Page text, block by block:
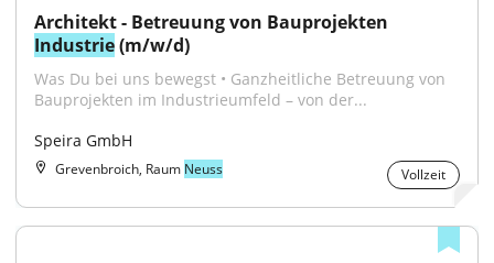
Industrie (m/w/d)
Was Du bei uns bewegst • Ganzheitliche Betreuung von
Bauprojekten im Industrieumfeld – von der...
Speira GmbH
Grevenbroich, Raum Neuss Vollzeit